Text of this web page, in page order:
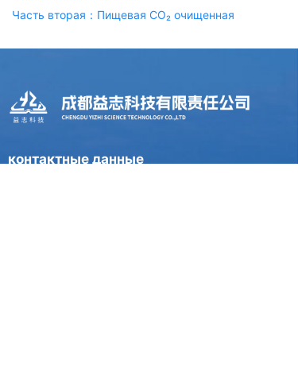
Часть вторая：Пищевая CO₂ очищенная
контактные данные